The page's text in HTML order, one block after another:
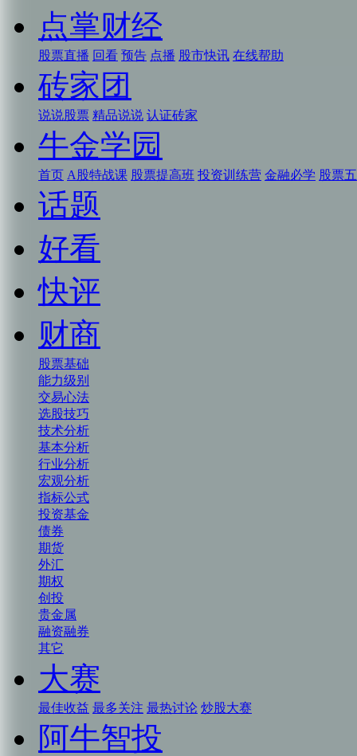
点掌财经
股票直播 回看 预告 点播 股市快讯 在线帮助
砖家团
说说股票 精品说说 认证砖家
牛金学园
首页 A股特战课 股票提高班 投资训练营 金融必学 股票
话题
好看
快评
财商
股票基础
能力级别
交易心法
选股技巧
技术分析
基本分析
行业分析
宏观分析
指标公式
投资基金
债券
期货
外汇
期权
创投
贵金属
融资融券
其它
大赛
最佳收益 最多关注 最热讨论 炒股大赛
阿牛智投